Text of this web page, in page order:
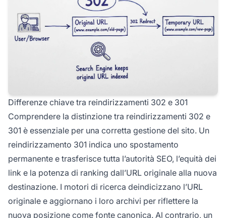
Differenze chiave tra reindirizzamenti 302 e 301
Comprendere la distinzione tra reindirizzamenti 302 e
301 è essenziale per una corretta gestione del sito. Un
reindirizzamento 301 indica uno spostamento
permanente e trasferisce tutta l’autorità SEO, l’equità dei
link e la potenza di ranking dall’URL originale alla nuova
destinazione. I motori di ricerca deindicizzano l’URL
originale e aggiornano i loro archivi per riflettere la
nuova posizione come fonte canonica. Al contrario, un